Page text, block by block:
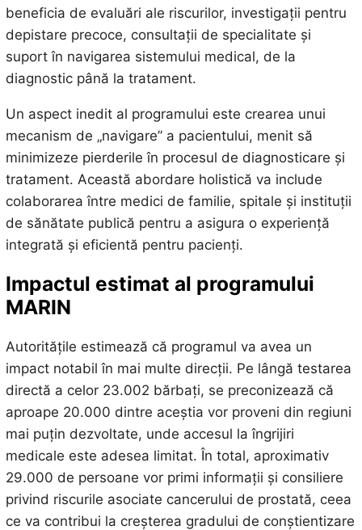
beneficia de evaluări ale riscurilor, investigații pentru
depistare precoce, consultații de specialitate și
suport în navigarea sistemului medical, de la
diagnostic până la tratament.
Un aspect inedit al programului este crearea unui
mecanism de „navigare” a pacientului, menit să
minimizeze pierderile în procesul de diagnosticare și
tratament. Această abordare holistică va include
colaborarea între medici de familie, spitale și instituții
de sănătate publică pentru a asigura o experiență
integrată și eficientă pentru pacienți.
Impactul estimat al programului
MARIN
Autoritățile estimează că programul va avea un
impact notabil în mai multe direcții. Pe lângă testarea
directă a celor 23.002 bărbați, se preconizează că
aproape 20.000 dintre aceștia vor proveni din regiuni
mai puțin dezvoltate, unde accesul la îngrijiri
medicale este adesea limitat. În total, aproximativ
29.000 de persoane vor primi informații și consiliere
privind riscurile asociate cancerului de prostată, ceea
ce va contribui la creșterea gradului de conștientizare